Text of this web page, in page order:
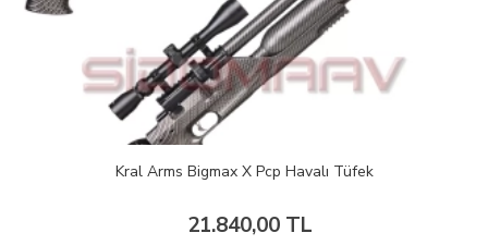
Kral Arms Bigmax X Pcp Havalı Tüfek
21.840,00 TL